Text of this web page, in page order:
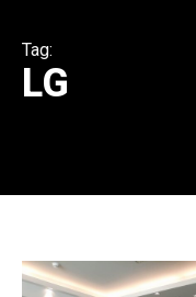
Tag:
LG